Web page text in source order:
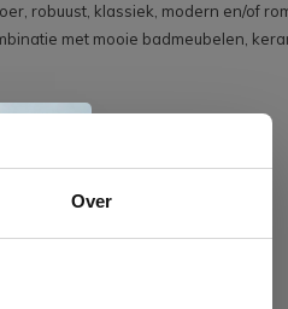
Over
robuust, klassiek, modern en/of
met mooie badmeubelen,